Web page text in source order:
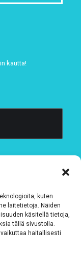
kuten
laitetietoja. Näiden
käsitellä tietoja,
tällä sivustolla.
haitallisesti
kautta!